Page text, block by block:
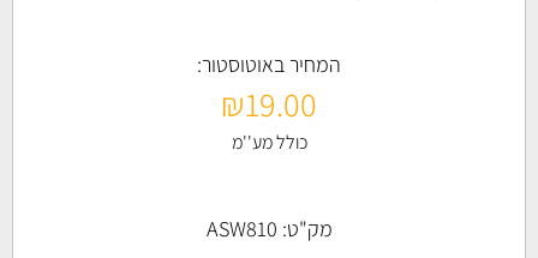
המחיר באוטוסטור:
₪19.00
כולל מע''מ
מק"ט: ASW810